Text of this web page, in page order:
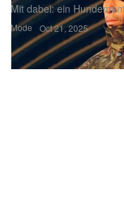
Mode
Mit dabei: ein
Oct 21, 2025